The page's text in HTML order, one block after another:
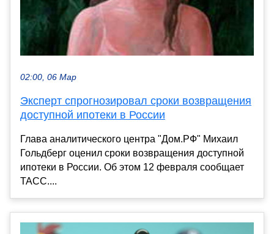
02:00, 06 Мар
Эксперт спрогнозировал сроки возвращения
доступной ипотеки в России
Глава аналитического центра "Дом.РФ" Михаил
Гольдберг оценил сроки возвращения доступной
ипотеки в России. Об этом 12 февраля сообщает
ТАСС....